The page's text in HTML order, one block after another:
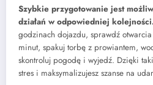
Szybkie przygotowanie jest
działań w odpowiedniej
godzinach dojazdu, sprawdź
minut, spakuj torbę z prowiantem,
skontroluj pogodę i wyjedź. Dzięki
stres i maksymalizujesz szanse na